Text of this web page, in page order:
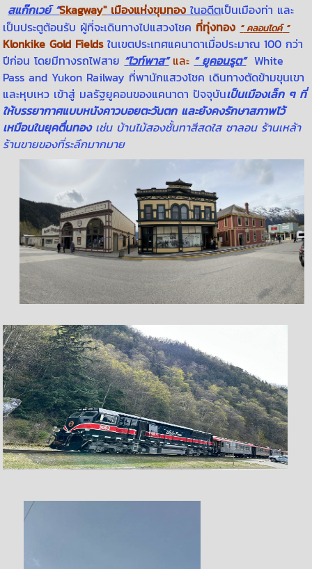
สแก๊กเวย์”Skagway" เมืองแห่งขุมทอง ในอดีตเป็นเมืองท่า และ
เป็นประตูต้อนรับ ผู้ที่จะเดินทางไปแสวงโชค ที่ทุ่งทอง “คลอนไดค์”
Klonkike Gold Fieldsในเขตประเทศแคนาดาเมื่อประมาณ100 กว่า
ปีก่อน โดยมีทางรถไฟสาย “ไวท์พาส”และ “ยูคอนรูต” White
Pass and Yukon Railway ที่พานักแสวงโชค เดินทางตัดข้ามขุนเขา
และหุบเหว เข้าสู่ มลรัฐยูคอนของแคนาดา ปัจจุบันเป็นเมืองเล็ก ๆ ที่
ให้บรรยากาศแบบหนังคาวบอยตะวันตก และยังคงรักษาสภาพไว้
เหมือนในยุคตื่นทองเช่น บ้านไม้สองชั้นทาสีสดใส ซาลอน ร้านเหล้า
ร้านขายของที่ระลึกมากมาย